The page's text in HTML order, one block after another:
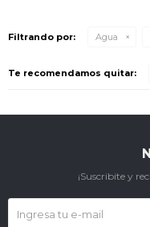
Filtrando por: Agua
Te recomendamos quitar:
¡Suscribite y